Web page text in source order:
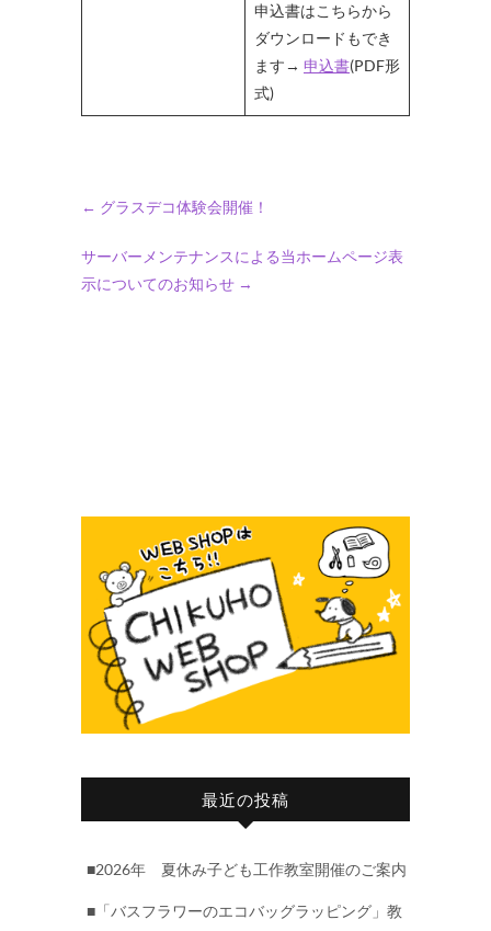
申込書はこちらから
ダウンロードもでき
ます→ 申込書(PDF形
式)
← グラスデコ体験会開催！
サーバーメンテナンスによる当ホームページ表
示についてのお知らせ →
最近の投稿
■2026年 夏休み子ども工作教室開催のご案内
■「バスフラワーのエコバッグラッピング」教